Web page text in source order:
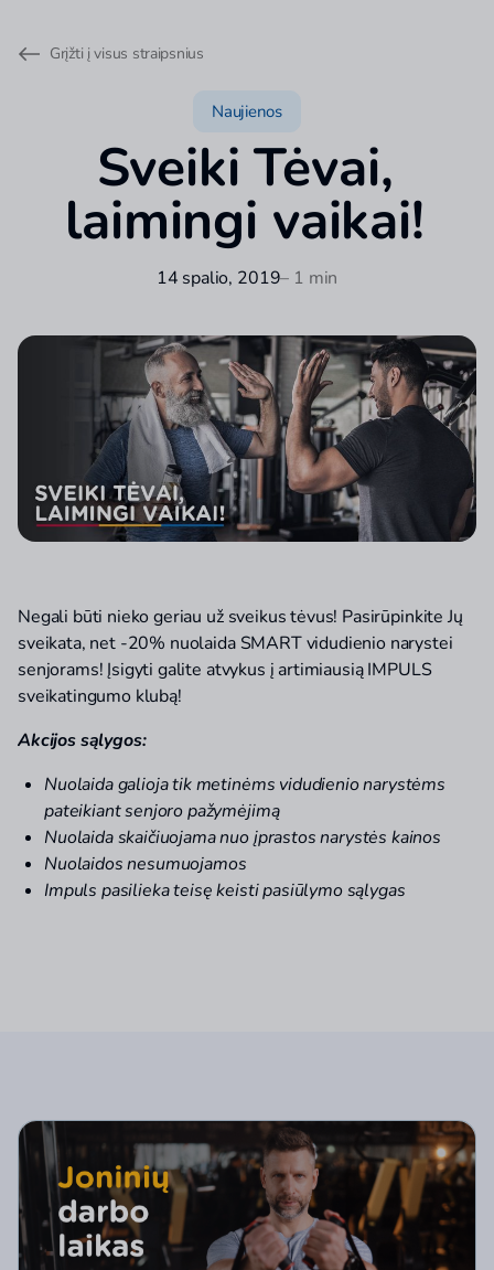
Grįžti į visus straipsnius
Naujienos
Sveiki Tėvai,
laimingi vaikai!
14 spalio, 2019– 1 min
Negali būti nieko geriau už sveikus tėvus! Pasirūpinkite Jų
sveikata, net -20% nuolaida SMART vidudienio narystei
senjorams! Įsigyti galite atvykus į artimiausią IMPULS
sveikatingumo klubą!
Akcijos sąlygos:
Nuolaida galioja tik metinėms vidudienio narystėms
pateikiant senjoro pažymėjimą
Nuolaida skaičiuojama nuo įprastos narystės kainos
Nuolaidos nesumuojamos
Impuls pasilieka teisę keisti pasiūlymo sąlygas